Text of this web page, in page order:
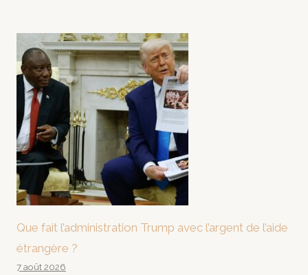
Que fait l’administration Trump avec l’argent de l’aide
étrangère ?
7 août 2026